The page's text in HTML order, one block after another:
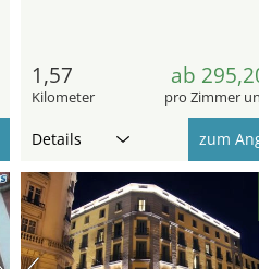
1,57
Kilometer
ab
pro Zimmer
Details zum